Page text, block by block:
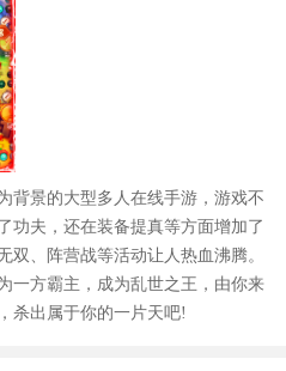
景的大型多人在线手游，游戏不
功夫，还在装备提真等方面增加了
双、阵营战等活动让人热血沸腾。
一方霸主，成为乱世之王，由你来
杀出属于你的一片天吧!